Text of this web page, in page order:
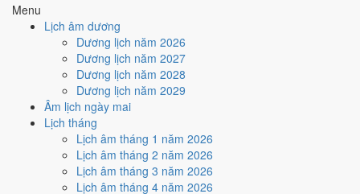
Menu
Lịch âm dương
Dương lịch năm 2026
Dương lịch năm 2027
Dương lịch năm 2028
Dương lịch năm 2029
Âm lịch ngày mai
Lịch tháng
Lịch âm tháng 1 năm 2026
Lịch âm tháng 2 năm 2026
Lịch âm tháng 3 năm 2026
Lịch âm tháng 4 năm 2026
Ký hợp đồng - giao ước hôm nay ở
Ngày Hắc Đạogây bất lợi.
Cách tính ngày tốt
Động thổ - khởi công
Trung bình
Động thổ - khởi công hôm nay ở
Ngày Hắc Đạo
Cách tính ngày tốt
Nhập trạch - vào nhà mới
Trung bình